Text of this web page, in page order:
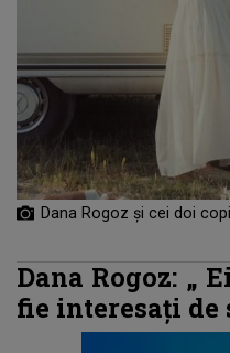
Dana Rogoz și cei doi
Dana Rogoz: „
fie interesați de